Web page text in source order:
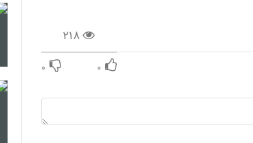
۲۱۸
۰ ۰